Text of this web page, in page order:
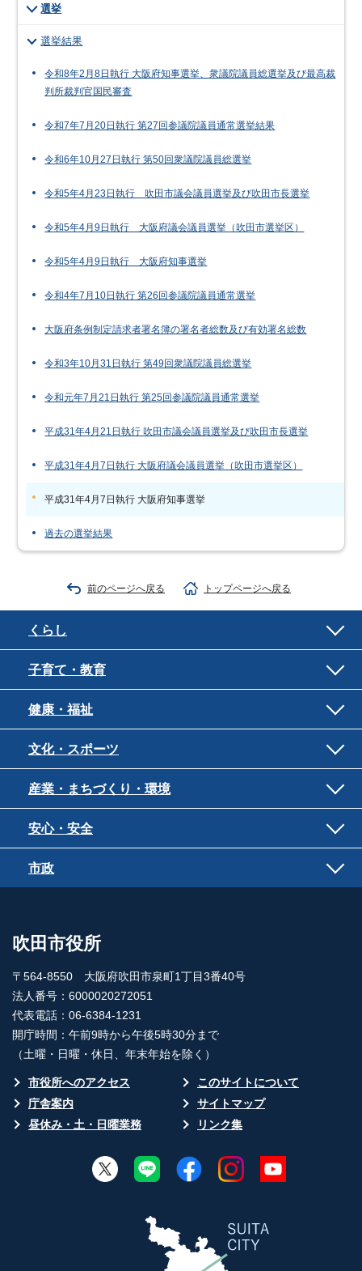
選挙
選挙結果
令和8年2月8日執行 大阪府知事選挙、衆議院議員総選挙及び最高裁
判所裁判官国民審査
令和7年7月20日執行 第27回参議院議員通常選挙結果
令和6年10月27日執行 第50回衆議院議員総選挙
令和5年4月23日執行 吹田市議会議員選挙及び吹田市長選挙
令和5年4月9日執行 大阪府議会議員選挙（吹田市選挙区）
令和5年4月9日執行 大阪府知事選挙
令和4年7月10日執行 第26回参議院議員通常選挙
大阪府条例制定請求者署名簿の署名者総数及び有効署名総数
令和3年10月31日執行 第49回衆議院議員総選挙
令和元年7月21日執行 第25回参議院議員通常選挙
平成31年4月21日執行 吹田市議会議員選挙及び吹田市長選挙
平成31年4月7日執行 大阪府議会議員選挙（吹田市選挙区）
平成31年4月7日執行 大阪府知事選挙
過去の選挙結果
前のページへ戻る トップページへ戻る
くらし
子育て・教育
健康・福祉
文化・スポーツ
産業・まちづくり・環境
安心・安全
市政
吹田市役所
〒564-8550 大阪府吹田市泉町1丁目3番40号
法人番号：6000020272051
代表電話：06-6384-1231
開庁時間：午前9時から午後5時30分まで
（土曜・日曜・休日、年末年始を除く）
市役所へのアクセス
このサイトについて
庁舎案内
サイトマップ
昼休み・土・日曜業務
リンク集